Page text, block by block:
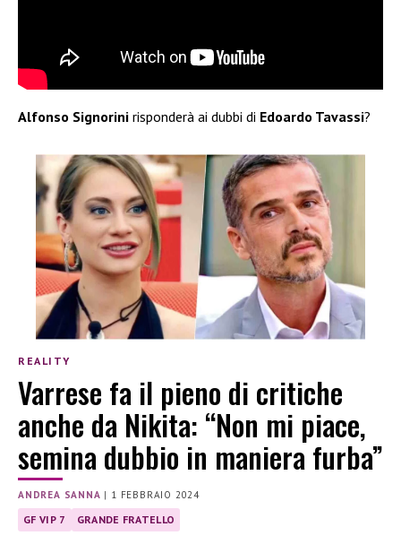
Alfonso Signorini risponderà ai dubbi di Edoardo Tavassi?
REALITY
Varrese fa il pieno di critiche
anche da Nikita: “Non mi piace,
semina dubbio in maniera furba”
ANDREA SANNA | 1 FEBBRAIO 2024
GF VIP 7 GRANDE FRATELLO